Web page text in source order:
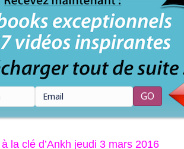
d’Ankh
jeudi
3
mars
2016
la clé d’Ankh jeudi 3 mars 2016